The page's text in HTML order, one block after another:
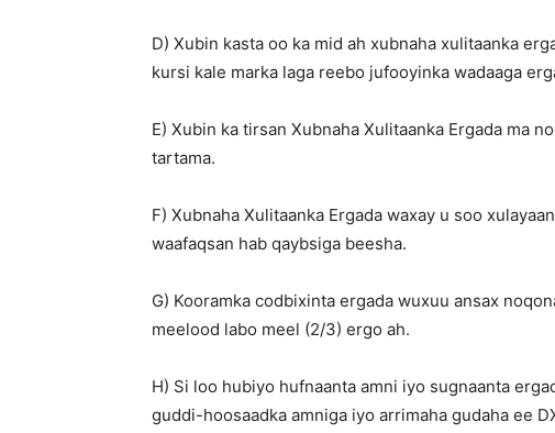
D) Xubin kasta oo ka mid ah xubnaha xulitaanka
kursi kale marka laga reebo jufooyinka wadaaga
E) Xubin ka tirsan Xubnaha Xulitaanka Ergada ma
tartama.
F) Xubnaha Xulitaanka Ergada waxay u soo
waafaqsan hab qaybsiga beesha.
G) Kooramka codbixinta ergada wuxuu ansax
meelood labo meel (2/3) ergo ah.
H) Si loo hubiyo hufnaanta amni iyo sugnaanta
guddi-hoosaadka amniga iyo arrimaha gudaha ee